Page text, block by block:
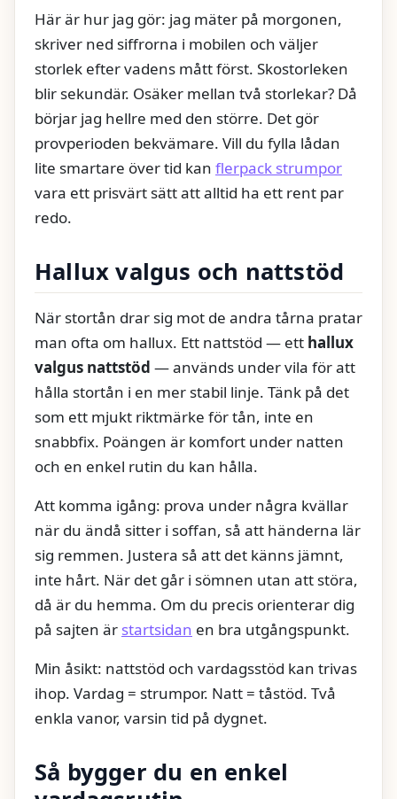
Här är hur jag gör: jag mäter på morgonen,
skriver ned siffrorna i mobilen och väljer
storlek efter vadens mått först. Skostorleken
blir sekundär. Osäker mellan två storlekar? Då
börjar jag hellre med den större. Det gör
provperioden bekvämare. Vill du fylla lådan
lite smartare över tid kan flerpack strumpor
vara ett prisvärt sätt att alltid ha ett rent par
redo.
Hallux valgus och nattstöd
När stortån drar sig mot de andra tårna pratar
man ofta om hallux. Ett nattstöd — ett hallux
valgus nattstöd — används under vila för att
hålla stortån i en mer stabil linje. Tänk på det
som ett mjukt riktmärke för tån, inte en
snabbfix. Poängen är komfort under natten
och en enkel rutin du kan hålla.
Att komma igång: prova under några kvällar
när du ändå sitter i soffan, så att händerna lär
sig remmen. Justera så att det känns jämnt,
inte hårt. När det går i sömnen utan att störa,
då är du hemma. Om du precis orienterar dig
på sajten är startsidan en bra utgångspunkt.
Min åsikt: nattstöd och vardagsstöd kan trivas
ihop. Vardag = strumpor. Natt = tåstöd. Två
enkla vanor, varsin tid på dygnet.
Så bygger du en enkel